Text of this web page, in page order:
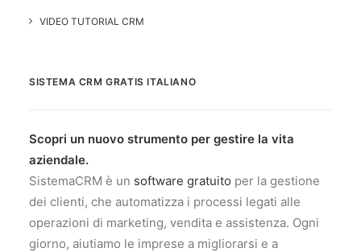
VIDEO TUTORIAL CRM
SISTEMA CRM GRATIS ITALIANO
Scopri un nuovo strumento per gestire la vita
aziendale.
SistemaCRM è un software gratuito per la gestione
dei clienti, che automatizza i processi legati alle
operazioni di marketing, vendita e assistenza. Ogni
giorno, aiutiamo le imprese a migliorarsi e a